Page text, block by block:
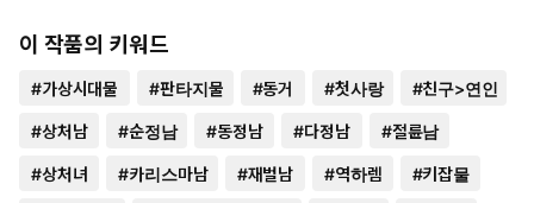
이 작품의 키워드
#가상시대물 #판타지물 #동거 #첫사랑 #친구>연인
#상처남 #순정남 #동정남 #다정남 #절륜남
#상처녀 #카리스마남 #재벌남 #역하렘 #키잡물